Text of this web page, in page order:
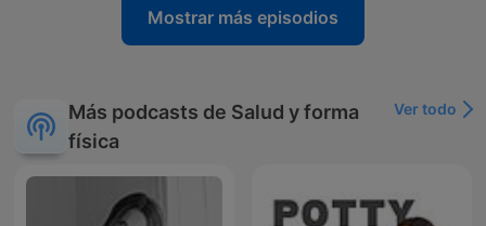
Mostrar más episodios
Más podcasts de Salud y forma
física
Ver todo